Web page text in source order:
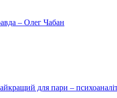
– Олег Чабан
для пари –